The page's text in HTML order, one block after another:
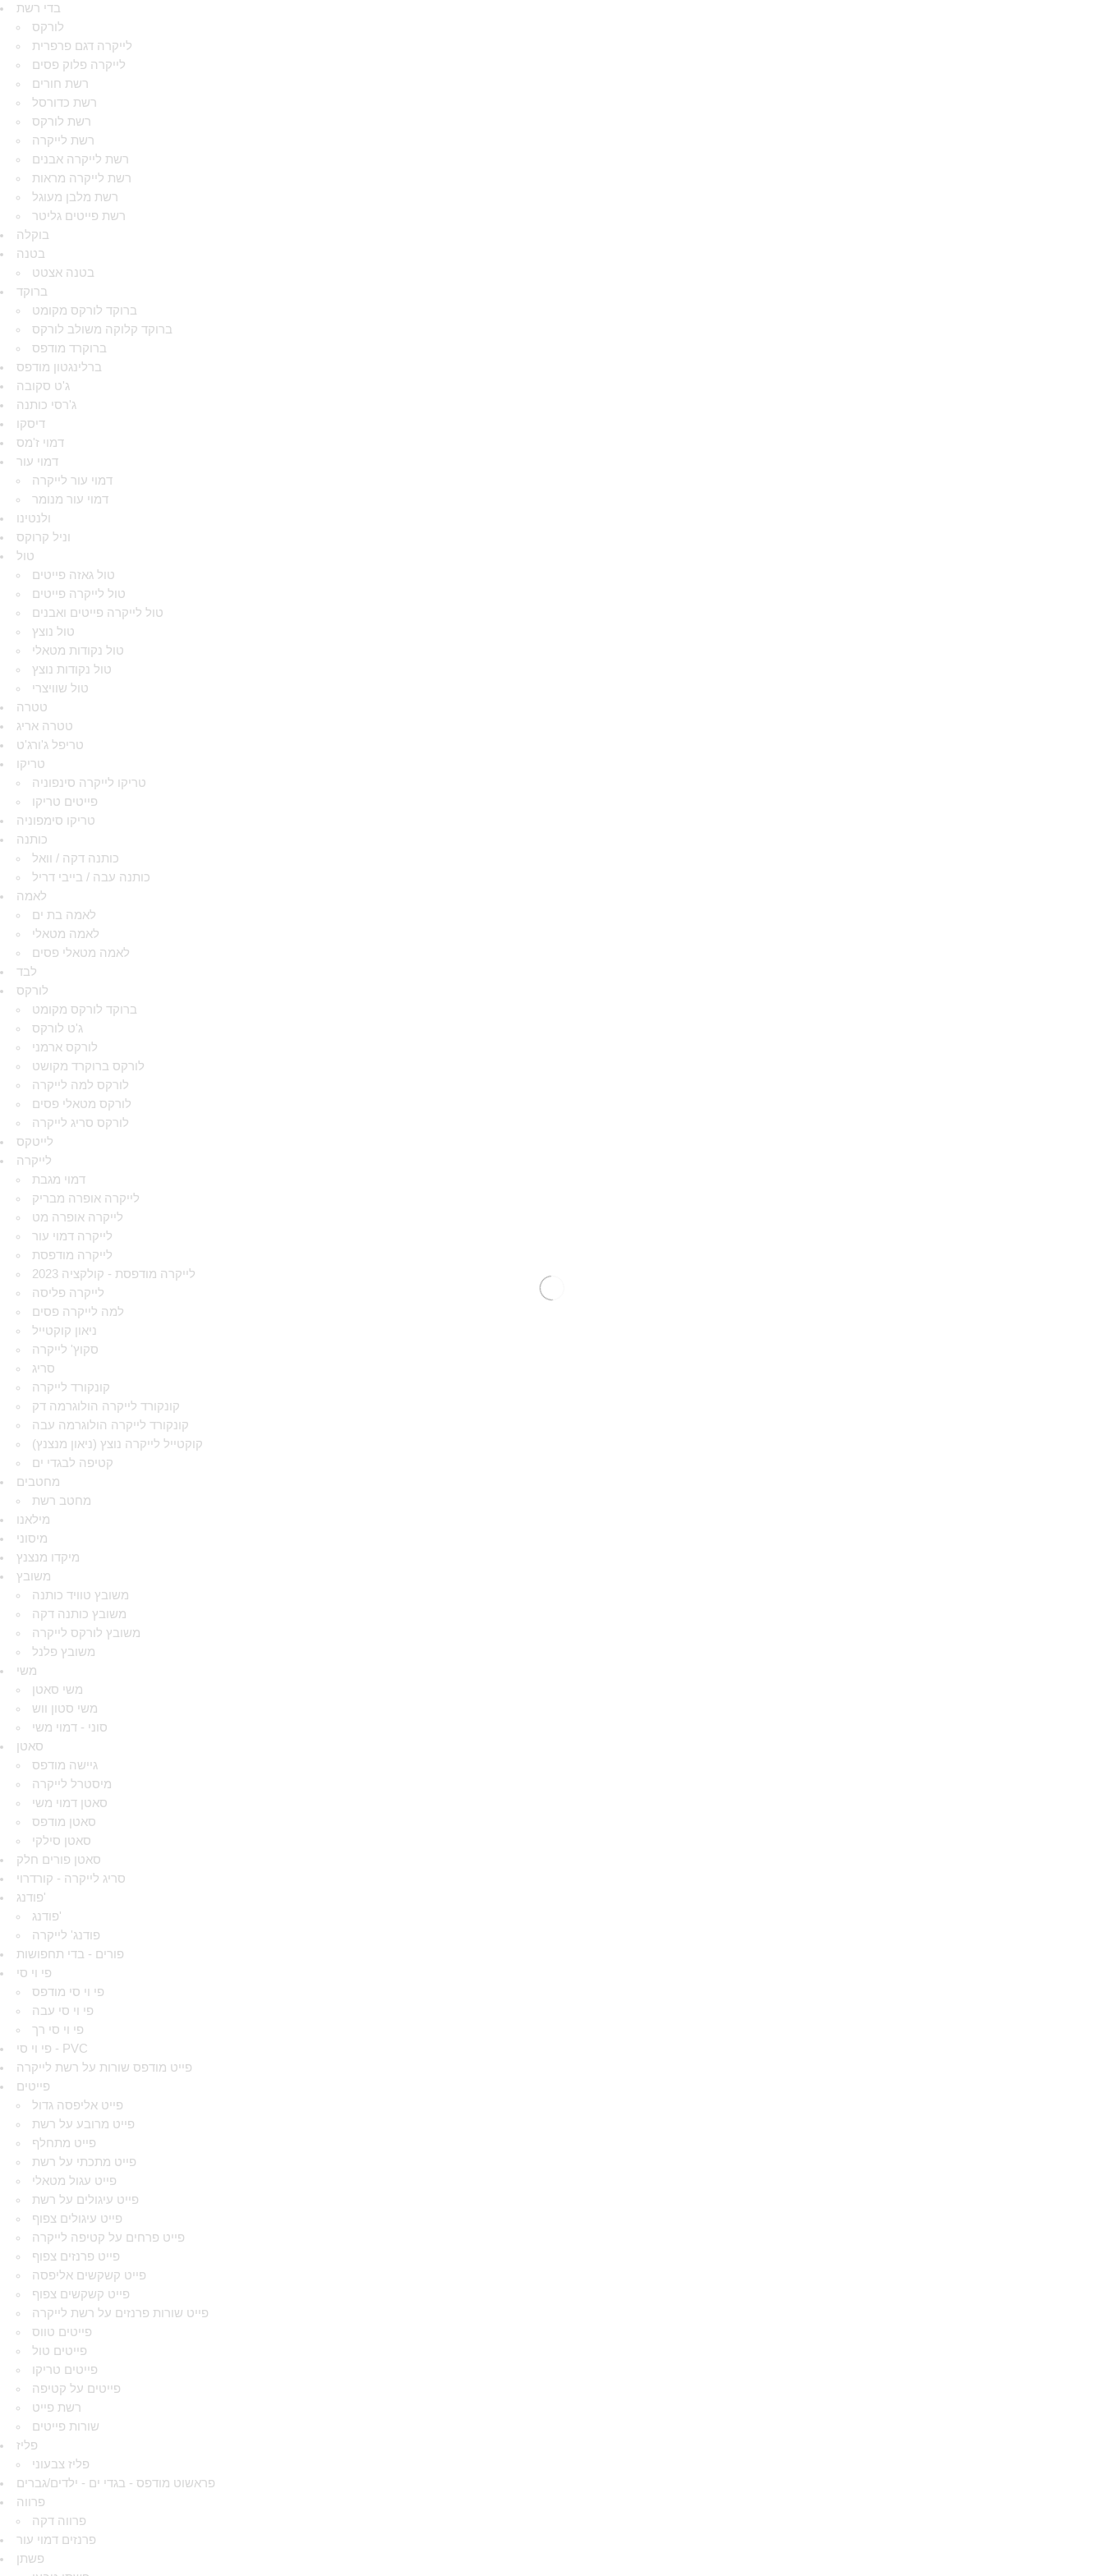
בדי רשת
לורקס
לייקרה דגם פרפרית
לייקרה פלוק פסים
רשת חורים
רשת כדורסל
רשת לורקס
רשת לייקרה
רשת לייקרה אבנים
רשת לייקרה מראות
רשת מלבן מעוגל
רשת פייטים גליטר
בוקלה
בטנה
בטנה אצטט
ברוקד
ברוקד לורקס מקומט
ברוקד קלוקה משולב לורקס
ברוקרד מודפס
ברלינגטון מודפס
ג'ט סקובה
ג'רסי כותנה
דיסקו
דמוי ז'מס
דמוי עור
דמוי עור לייקרה
דמוי עור מנומר
ולנטינו
וניל קרוקס
טול
טול גאזה פייטים
טול לייקרה פייטים
טול לייקרה פייטים ואבנים
טול נוצץ
טול נקודות מטאלי
טול נקודות נוצץ
טול שוויצרי
טטרה
טטרה אריג
טריפל ג'ורג'ט
טריקו
טריקו לייקרה סינפוניה
פייטים טריקו
טריקו סימפוניה
כותנה
כותנה דקה / וואל
כותנה עבה / בייבי דריל
לאמה
לאמה בת ים
לאמה מטאלי
לאמה מטאלי פסים
לבד
לורקס
ברוקד לורקס מקומט
ג'ט לורקס
לורקס ארמני
לורקס ברוקרד מקושט
לורקס למה לייקרה
לורקס מטאלי פסים
לורקס סריג לייקרה
לייטקס
לייקרה
דמוי מגבת
לייקרה אופרה מבריק
לייקרה אופרה מט
לייקרה דמוי עור
לייקרה מודפסת
לייקרה מודפסת - קולקציה 2023
לייקרה פליסה
למה לייקרה פסים
ניאון קוקטייל
סקוץ' לייקרה
סריג
קונקורד לייקרה
קונקורד לייקרה הולוגרמה דק
קונקורד לייקרה הולוגרמה עבה
קוקטייל לייקרה נוצץ (ניאון מנצנץ)
קטיפה לבגדי ים
מחטבים
מחטב רשת
מילאנו
מיסוני
מיקדו מנצנץ
משובץ
משובץ טוויד כותנה
משובץ כותנה דקה
משובץ לורקס לייקרה
משובץ פלנל
משי
משי סאטן
משי סטון ווש
סוני - דמוי משי
סאטן
גיישה מודפס
מיסטרל לייקרה
סאטן דמוי משי
סאטן מודפס
סאטן סילקי
סאטן פורים חלק
סריג לייקרה - קורדרוי
פודנג'
פודנג'
פודנג' לייקרה
פורים - בדי תחפושות
פי וי סי
פי וי סי מודפס
פי וי סי עבה
פי וי סי רך
פי וי סי - PVC
פייט מודפס שורות על רשת לייקרה
פייטים
פייט אליפסה גדול
פייט מרובע על רשת
פייט מתחלף
פייט מתכתי על רשת
פייט עגול מטאלי
פייט עיגולים על רשת
פייט עיגולים צפוף
פייט פרחים על קטיפה לייקרה
פייט פרנזים צפוף
פייט קשקשים אליפסה
פייט קשקשים צפוף
פייט שורות פרנזים על רשת לייקרה
פייטים טווס
פייטים טול
פייטים טריקו
פייטים על קטיפה
רשת פייט
שורות פייטים
פליז
פליז צבעוני
פראשוט מודפס - בגדי ים - ילדים/גברים
פרווה
פרווה דקה
פרנזים דמוי עור
פשתן